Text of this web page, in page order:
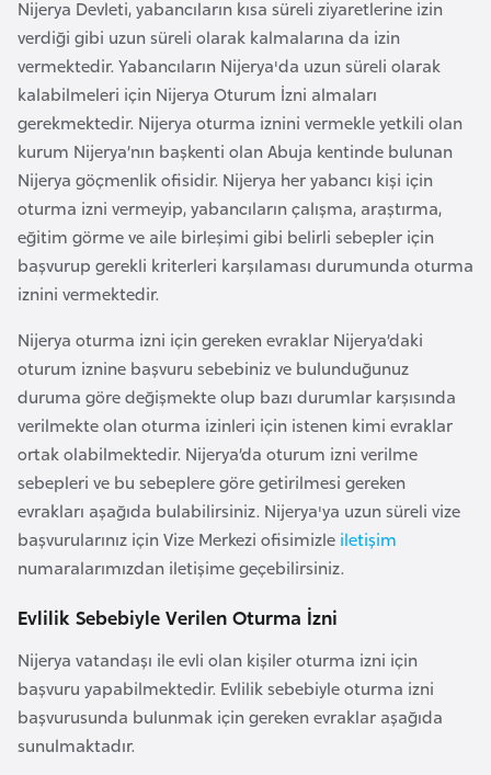
e
r
i
Nijerya Devleti, yabancıların kısa süreli ziyaretlerine izin
verdiği gibi uzun süreli olarak kalmalarına da izin
vermektedir. Yabancıların Nijerya'da uzun süreli olarak
kalabilmeleri için Nijerya Oturum İzni almaları
gerekmektedir. Nijerya oturma iznini vermekle yetkili olan
kurum Nijerya’nın başkenti olan Abuja kentinde bulunan
Nijerya göçmenlik ofisidir. Nijerya her yabancı kişi için
oturma izni vermeyip, yabancıların çalışma, araştırma,
eğitim görme ve aile birleşimi gibi belirli sebepler için
başvurup gerekli kriterleri karşılaması durumunda oturma
iznini vermektedir.
Nijerya oturma izni için gereken evraklar Nijerya’daki
oturum iznine başvuru sebebiniz ve bulunduğunuz
duruma göre değişmekte olup bazı durumlar karşısında
verilmekte olan oturma izinleri için istenen kimi evraklar
ortak olabilmektedir. Nijerya’da oturum izni verilme
sebepleri ve bu sebeplere göre getirilmesi gereken
evrakları aşağıda bulabilirsiniz. Nijerya'ya uzun süreli vize
başvurularınız için Vize Merkezi ofisimizle iletişim
numaralarımızdan iletişime geçebilirsiniz.
Evlilik Sebebiyle Verilen Oturma İzni
Nijerya vatandaşı ile evli olan kişiler oturma izni için
başvuru yapabilmektedir. Evlilik sebebiyle oturma izni
başvurusunda bulunmak için gereken evraklar aşağıda
sunulmaktadır.
a
A
z
e
r
b
a
y
c
a
n
B
a
h
r
e
y
n
B
a
n
g
l